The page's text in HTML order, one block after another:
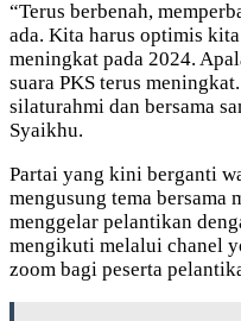
“Terus berbenah,
ada. Kita harus optimis
meningkat pada 2024.
suara PKS terus
silaturahmi dan bersama
Syaikhu.
Partai yang kini berganti
mengusung tema bersama
menggelar pelantikan
mengikuti melalui chanel
zoom bagi peserta